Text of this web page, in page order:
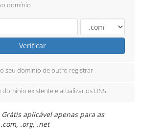
domínio
Verificar
seu domínio de outro registrar
existente e atualizar os DNS
aplicável apenas para as
.org, .net